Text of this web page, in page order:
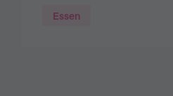
Essen